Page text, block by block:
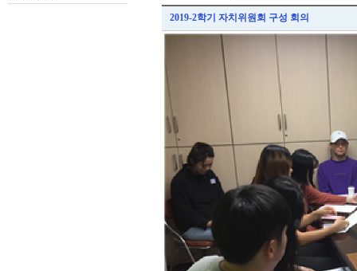
2019-2학기 자치위원회 구성 회의